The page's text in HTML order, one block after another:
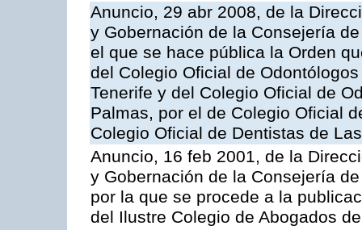
Anuncio, 29 abr 2008, de la
y Gobernación de la Consejería
el que se hace pública la Orden
del Colegio Oficial de
Tenerife y del Colegio Oficial de
Palmas, por el de Colegio Oficial
Colegio Oficial de Dentistas de
Anuncio, 16 feb 2001, de la
y Gobernación de la Consejería
por la que se procede a la
del Ilustre Colegio de Abogados